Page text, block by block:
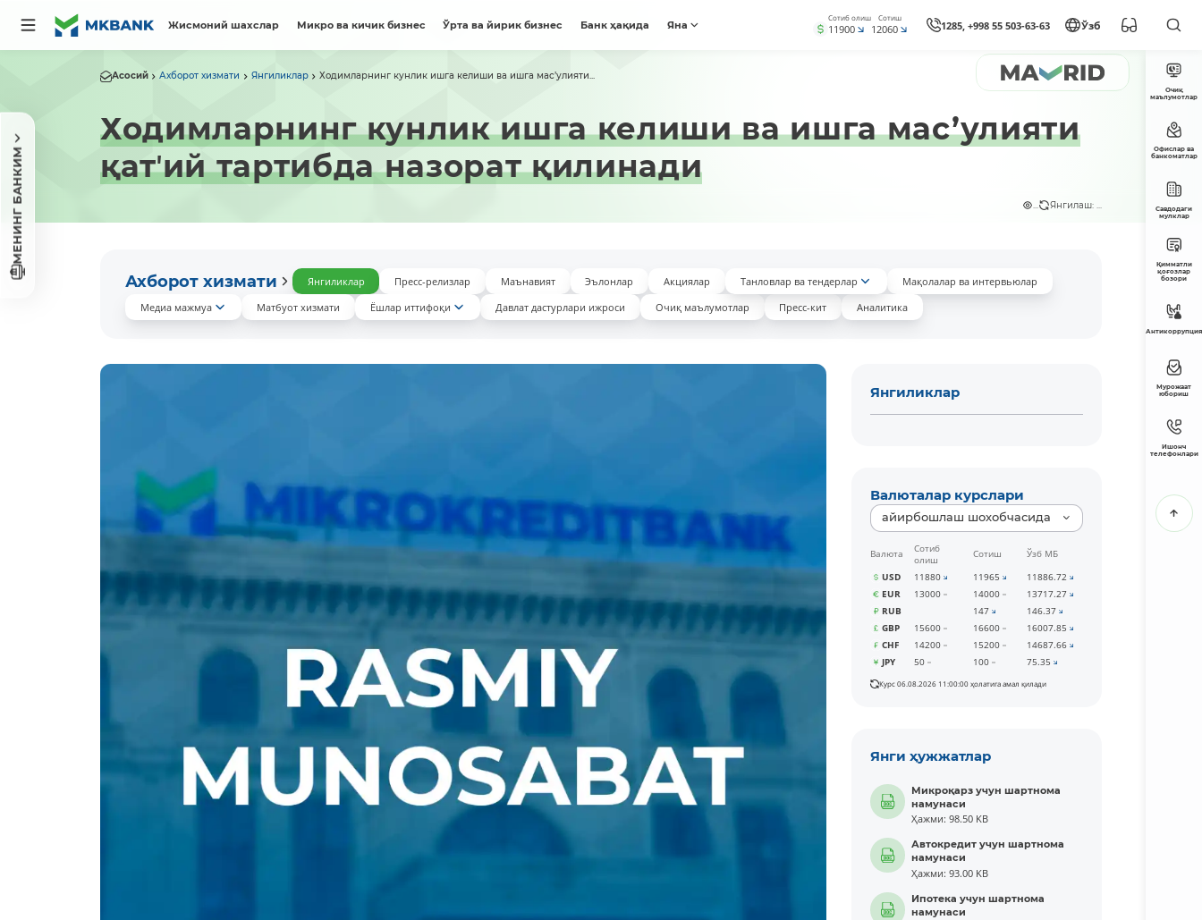
Жисмоний шахслар Микро ва кичик бизнес Ўрта ва йирик бизнес Банк ҳақида Яна
Сотиб олиш
11900
Сотиш
12060 1285, +998 55 503-63-63 Ўзб
МЕНИНГ БАНКИМ
Асосий Ахборот хизмати Янгиликлар Ходимларнинг кунлик ишга келиши ва ишга мас’улияти...
Ходимларнинг кунлик ишга келиши ва ишга мас’улияти
қатʼий тартибда назорат қилинади
Янгилаш: ...
Ахборот хизмати Янгиликлар Пресс-релизлар Маънавият Эълонлар Акциялар Танловлар ва тендерлар
Мақолалар ва интервьюлар
Медиа мажмуа
Матбуот хизмати Ёшлар иттифоқи Давлат дастурлари ижроси Очиқ маълумотлар Пресс-кит Аналитика
Янгиликлар
Валюталар курслари
айирбошлаш шохобчасида
Валюта
Сотиб
олиш
Сотиш
Ўзб МБ
USD
11880 11965
11886.72
EUR
13000 14000
13717.27
RUB
147
146.37
GBP
15600 16600
16007.85
CHF
14200 15200
14687.66
JPY
50 100 75.35
Курс 06.08.2026 11:00:00 ҳолатига амал қилади
Янги ҳужжатлар
Микроқарз учун шартнома
намунаси
Ҳажми: 98.50 KB
Автокредит учун шартнома
намунаси
Ҳажми: 93.00 KB
Ипотека учун шартнома
намунаси
Очиқ
маълумотлар
Офислар ва
банкоматлар
Савдодаги
мулклар
Қимматли
қоғозлар
бозори
Антикоррупция
Мурожаат
юбориш
Ишонч
телефонлари